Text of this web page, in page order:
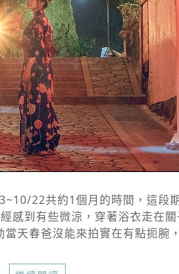
22共約1個月的時間，這段
感到有些微涼，穿著浴衣走在
天春爸沒能來拍實在有點扼腕